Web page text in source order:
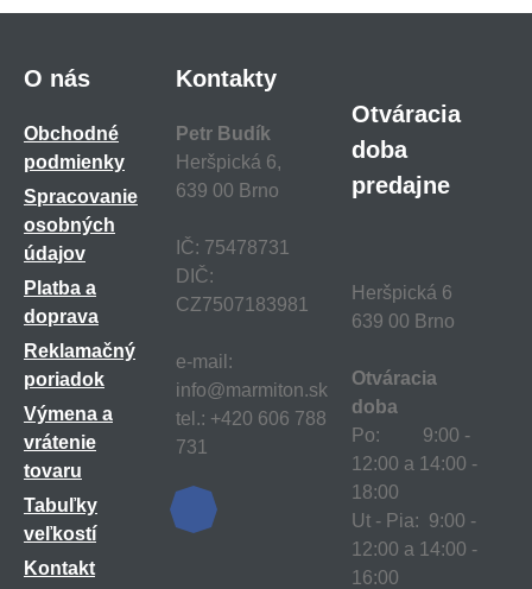
O nás
Obchodné
podmienky
Spracovanie
osobných
údajov
Platba a
doprava
Reklamačný
poriadok
Výmena a
vrátenie
tovaru
Tabuľky
veľkostí
Kontakt
Kontakty
Petr Budík
Heršpická 6,
639 00 Brno
IČ: 75478731
DIČ:
CZ7507183981
e-mail:
info@marmiton.sk
tel.: +420 606 788
731
Otváracia
doba
predajne
Heršpická 6
639 00 Brno
Otváracia
doba
Po: 9:00 -
12:00 a 14:00 -
18:00
Ut - Pia: 9:00 -
12:00 a 14:00 -
16:00